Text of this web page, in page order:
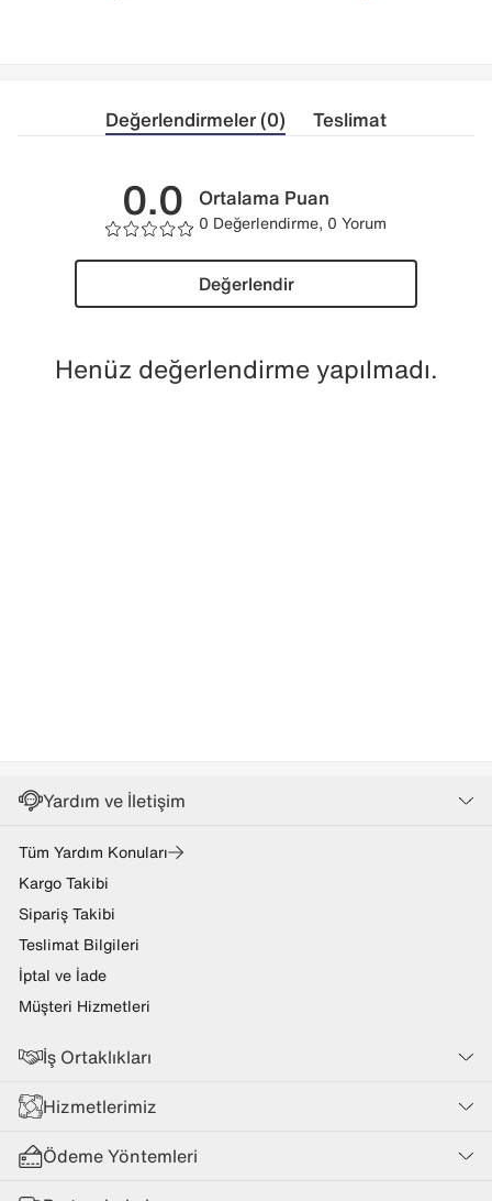
Değerlendirmeler (0) Teslimat
0.0 Ortalama Puan
0 Değerlendirme, 0 Yorum
Değerlendir
Henüz değerlendirme yapılmadı.
Yardım ve İletişim
Tüm Yardım Konuları
Kargo Takibi
Sipariş Takibi
Teslimat Bilgileri
İptal ve İade
Müşteri Hizmetleri
İş Ortaklıkları
Hizmetlerimiz
Ödeme Yöntemleri